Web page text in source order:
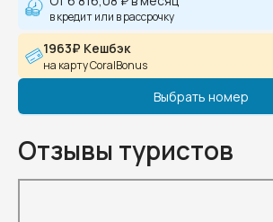
в кредит или в рассрочку
1963₽ Кешбэк
на карту CoralBonus
Выбрать номер
Отзывы туристов